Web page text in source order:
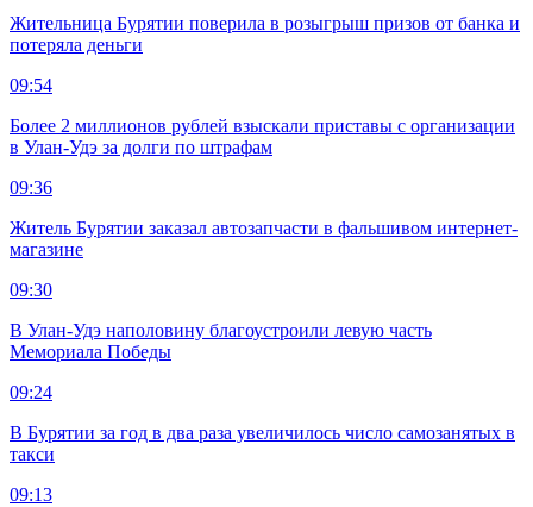
Жительница Бурятии поверила в розыгрыш призов от банка и
потеряла деньги
09:54
Более 2 миллионов рублей взыскали приставы с организации
в Улан-Удэ за долги по штрафам
09:36
Житель Бурятии заказал автозапчасти в фальшивом интернет-
магазине
09:30
В Улан-Удэ наполовину благоустроили левую часть
Мемориала Победы
09:24
В Бурятии за год в два раза увеличилось число самозанятых в
такси
09:13